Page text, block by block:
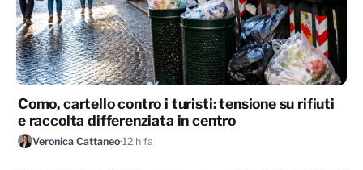
Como, cartello contro i turisti: tensione su rifiuti
e raccolta differenziata in centro
Veronica Cattaneo·12 h fa